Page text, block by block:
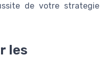
de votre strategie
les